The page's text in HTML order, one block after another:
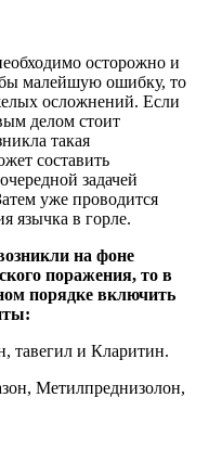
осторожно и
бы малейшую ошибку, то
осложнений. Если
делом стоит
такая
составить
задачей
уже проводится
язычка в горле.
на фоне
поражения, то в
порядке включить
тавегил и Кларитин.
Метилпреднизолон,